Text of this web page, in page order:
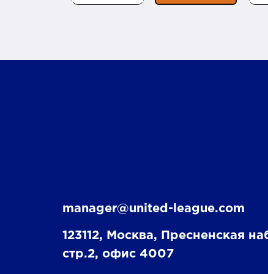
manager@united-league.com
123112, Москва, Пресненская
стр.2, офис 4007